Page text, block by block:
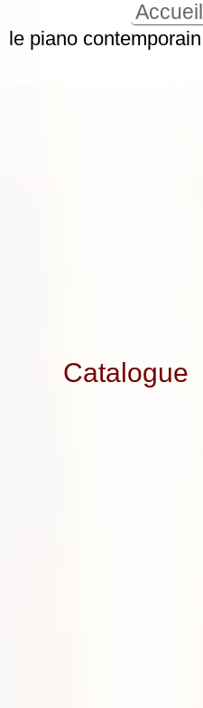
Accueil
Catalogue
le piano contemporain